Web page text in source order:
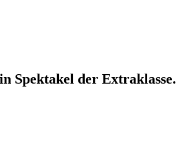
Spektakel der Extraklasse.